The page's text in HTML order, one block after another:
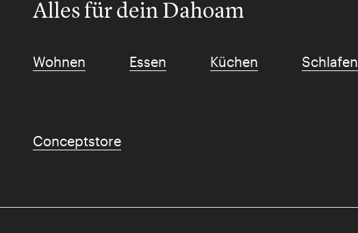
Alles für dein Dahoam
Wohnen Essen Küchen Schlafen
Conceptstore